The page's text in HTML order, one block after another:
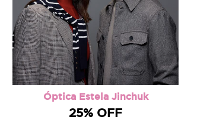
Óptica Estela Jinchuk
25% OFF